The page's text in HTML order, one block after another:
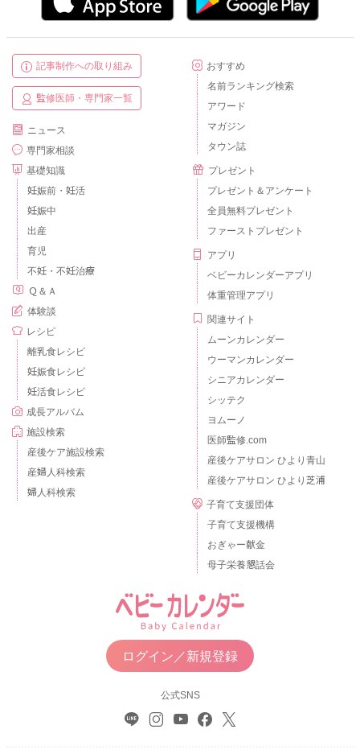
記事制作への取り組み
監修医師・専門家一覧
ニュース
専門家相談
基礎知識
妊娠前・妊活
妊娠中
出産
育児
不妊・不妊治療
Ｑ＆Ａ
体験談
レシピ
離乳食レシピ
妊娠食レシピ
妊活食レシピ
成長アルバム
施設検索
産後ケア施設検索
産婦人科検索
婦人科検索
おすすめ
名前ランキング検索
アワード
マガジン
タウン誌
プレゼント
プレゼント＆アンケート
全員無料プレゼント
ファーストプレゼント
アプリ
ベビーカレンダーアプリ
体重管理アプリ
関連サイト
ムーンカレンダー
ウーマンカレンダー
シニアカレンダー
シッテク
ヨムーノ
医師監修.com
産後ケアサロン ひより青山
産後ケアサロン ひより芝浦
子育て支援団体
子育て支援機構
おぎゃー献金
母子栄養懇話会
ログイン／新規登録
公式SNS